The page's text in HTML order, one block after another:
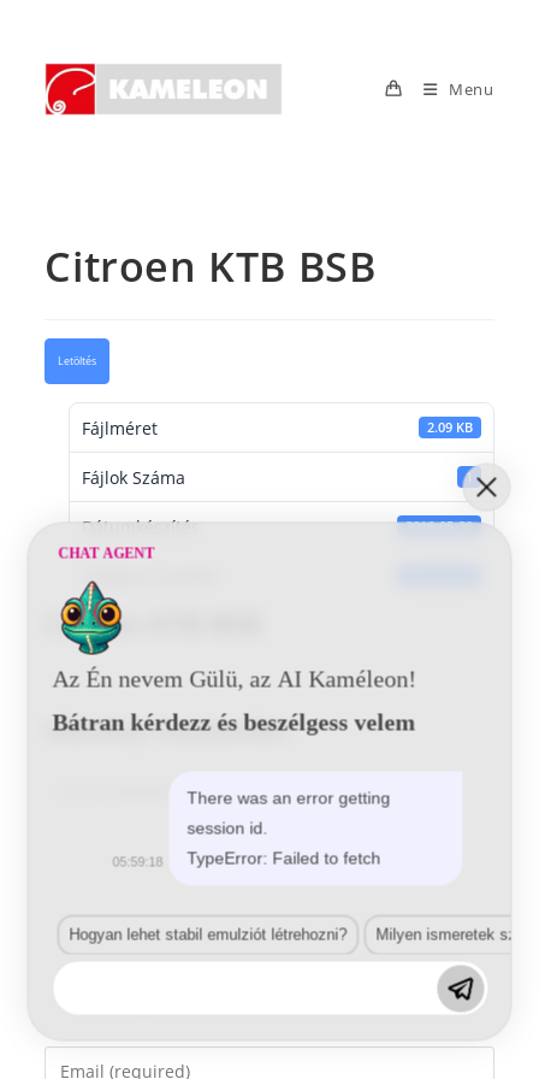
content
Menu
Citroen KTB BSB
Letöltés
Fájlméret 2.09 KB
Fájlok Száma 1
Dátumkészítés 2016-05-30
Utoljára frissített
Citroen KTB BSB
Vélemény, hozzászólás?
your
name
Enter
CHAT AGENT
Az Én nevem Gülü, az AI Kaméleon!
Bátran kérdezz és beszélgess velem
There was an error getting
session id.
TypeError: Failed to fetch
05:59:18
Hogyan lehet stabil emulziót létrehozni? Milyen ismeretek